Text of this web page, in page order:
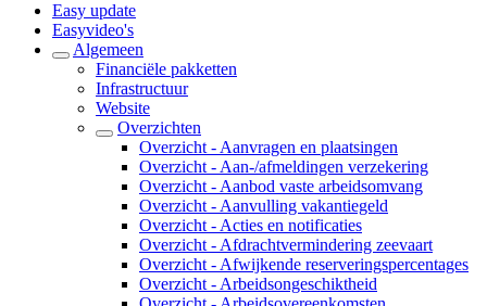
Easy update
Easyvideo's
Algemeen
Financiële pakketten
Infrastructuur
Website
Overzichten
Overzicht - Aanvragen en plaatsingen
Overzicht - Aan-/afmeldingen verzekering
Overzicht - Aanbod vaste arbeidsomvang
Overzicht - Aanvulling vakantiegeld
Overzicht - Acties en notificaties
Overzicht - Afdrachtvermindering zeevaart
Overzicht - Afwijkende reserveringspercentages
Overzicht - Arbeidsongeschiktheid